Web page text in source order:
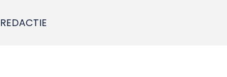
REDACTIE